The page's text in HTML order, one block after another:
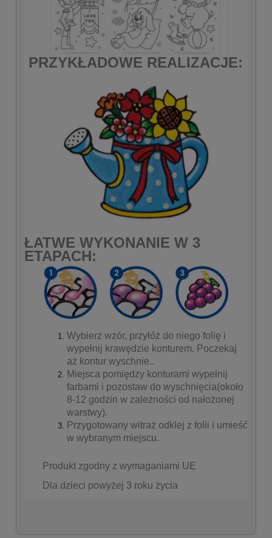
PRZYKŁADOWE REALIZACJE:
ŁATWE WYKONANIE W 3
ETAPACH:
Wybierz wzór, przyłóż do niego folię i
wypełnij krawędzie konturem. Poczekaj
aż kontur wyschnie..
Miejsca pomiędzy konturami wypełnij
farbami i pozostaw do wyschnięcia(około
8-12 godzin w zależności od nałożonej
warstwy).
Przygotowany witraż odklej z folii i umieść
w wybranym miejscu.
Produkt zgodny z wymaganiami UE
Dla dzieci powyżej 3 roku życia